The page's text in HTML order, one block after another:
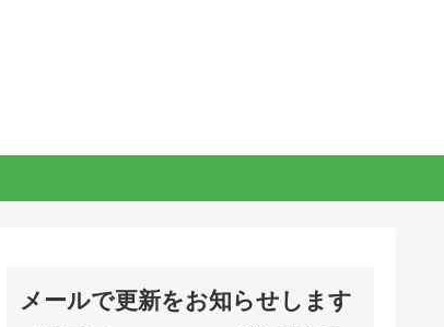
メールで更新をお知らせします